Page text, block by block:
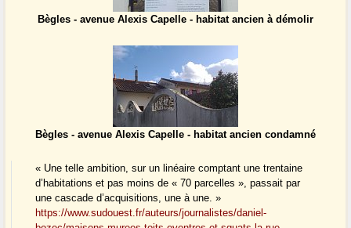
Bègles - avenue Alexis Capelle - habitat ancien à démolir
Bègles - avenue Alexis Capelle - habitat ancien condamné
« Une telle ambition, sur un linéaire comptant une trentaine
d’habitations et pas moins de « 70 parcelles », passait par
une cascade d’acquisitions, une à une. »
https://www.sudouest.fr/auteurs/journalistes/daniel-